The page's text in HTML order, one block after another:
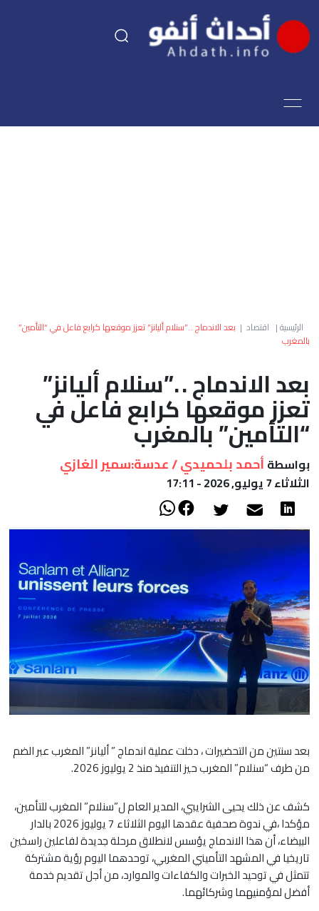
اقتصاد
العالم
الصحراء
الرئيسية| اقتصاد | بعد الاندماج . .”سنلام أليانز” تعزز موقعها كرابع فاعل في “التأمين”
بالمغرب
بعد الاندماج . .”سنلام أليانز”
تعزز موقعها كرابع فاعل في
“التأمين” بالمغرب
بواسطة أحمد بلحميدي / عدسة:سمير الغازي
الثلاثاء 7 يوليو, 2026 - 17:11
بعد سنتين من التحضيرات ، دخلت عملية اندماج ” أليانز” المغرب عبر الضم
من طرف “سنلام” المغرب حيز التنفيذ منذ 2 يوليوز 2026.
كشف عن ذلك يحيى الشرايبي، المدير العام ل”سنلام” المغرب للتأمين،
مؤكدا ،في ندوة صحفية عقدها اليوم الثلاثاء 7 يوليوز 2026 بالدار
البيضاء، أن هذا الاندماج يؤسس لانطلاق مرحلة جديدة لفاعلين راسخين
تاريخيا في المشهد التأميني المغربي، توحدهما اليوم رؤية مشتركة
تتمثل في توحيد الخبرات والكفاءات والموارد، من أجل تقديم خدمة
أفضل لمؤمنيهما وشركائهما.